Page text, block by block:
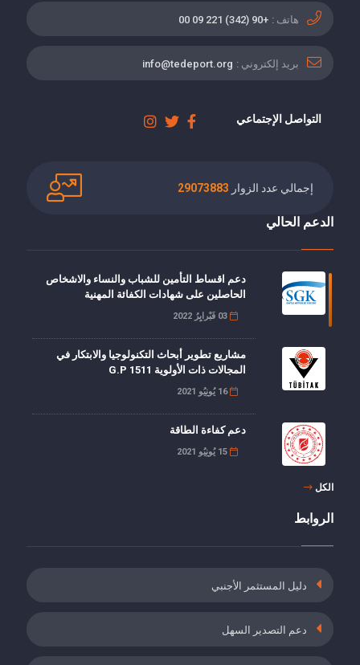
هاتف : +90 (342) 221 09 00
بريد إلكتروني : info@tedeport.org
التواصل الإجتماعي
إجمالي عدد الزوار 29073883
الدعم الحالي
دعم اقساط التأمين للشباب والنساء والاشخاص
الحاصلين على شهادات الكفائة المهنية
03 فَبْرايِرُ 2022
مشاريع تطوير أبحاث التكنولوجيا والابتكار في
المجالات ذات الأولوية G.P 1511
16 يُونِيُو 2021
دعم كفاءة الطاقة
15 يُونِيُو 2021
التدريب أثناء العمل
الكل
الروابط
دليل المستثمر الأجنبي
دعم التصدير السهل